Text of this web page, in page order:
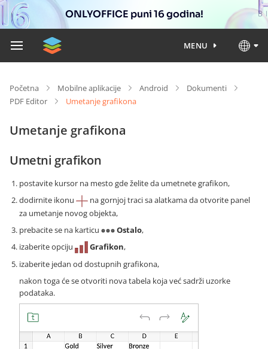
ONLYOFFICE puni 16 godina!
MENU
Početna Mobilne aplikacije Android
Dokumenti
PDF Editor
Umetanje grafikona
Umetanje grafikona
Umetni grafikon
postavite kursor na mesto gde želite da umetnete grafikon,
dodirnite ikonu
na gornjoj traci sa alatkama da otvorite panel
za umetanje novog objekta,
prebacite se na karticu
Ostalo,
izaberite opciju
Grafikon,
izaberite jedan od dostupnih grafikona,
nakon toga će se otvoriti nova tabela koja već sadrži uzorke
podataka.